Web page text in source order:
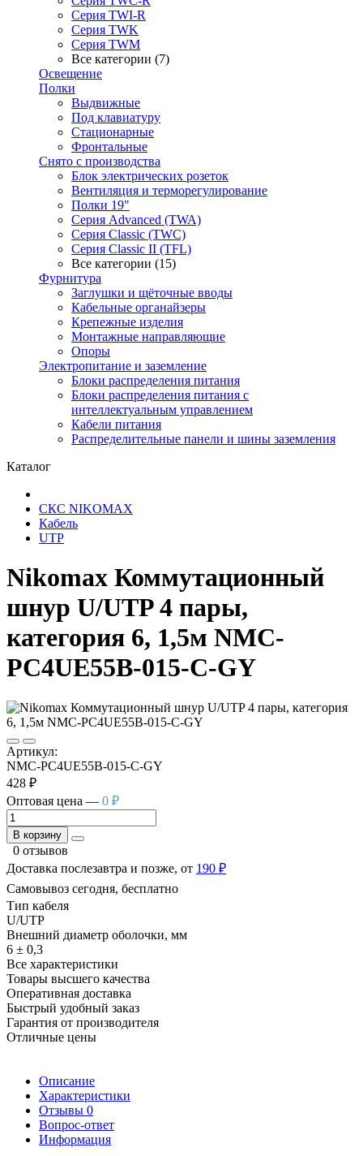
Серия TWI-R
Серия TWK
Серия TWM
Все категории (7)
Освещение
Полки
Выдвижные
Под клавиатуру
Стационарные
Фронтальные
Снято с производства
Блок электрических розеток
Вентиляция и терморегулирование
Полки 19"
Серия Advanced (TWA)
Серия Classic (TWC)
Серия Classic II (TFL)
Все категории (15)
Фурнитура
Заглушки и щёточные вводы
Кабельные органайзеры
Крепежные изделия
Монтажные направляющие
Опоры
Электропитание и заземление
Блоки распределения питания
Блоки распределения питания с
интеллектуальным управлением
Кабели питания
Распределительные панели и шины заземления
Каталог
СКС NIKOMAX
Кабель
UTP
Nikomax Коммутационный
шнур U/UTP 4 пары,
категория 6, 1,5м NMC-
PC4UE55B-015-C-GY
Артикул:
NMC-PC4UE55B-015-C-GY
428 ₽
Оптовая цена — 0 ₽
В корзину
0 отзывов
Доставка послезавтра и позже, от 190 ₽
Самовывоз сегодня, бесплатно
Тип кабеля
U/UTP
Внешний диаметр оболочки, мм
6 ± 0,3
Все характеристики
Товары высшего качества
Оперативная доставка
Быстрый удобный заказ
Гарантия от производителя
Отличные цены
Описание
Характеристики
Отзывы 0
Вопрос-ответ
Информация